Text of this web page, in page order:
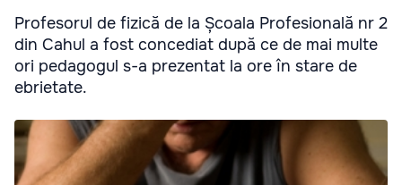
Profesorul de fizică de la Școala Profesională nr 2
din Cahul a fost concediat după ce de mai multe
ori pedagogul s-a prezentat la ore în stare de
ebrietate.